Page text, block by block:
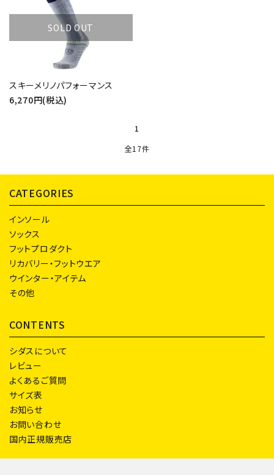
SOLD OUT
スキーメリノパフォーマンス
6,270円(税込)
1
全17件
CATEGORIES
インソール
ソックス
フットプロダクト
リカバリー・フットウエア
ウインター・アイテム
その他
CONTENTS
シダスについて
レビュー
よくあるご質問
サイズ表
お知らせ
お問い合わせ
国内正規販売店